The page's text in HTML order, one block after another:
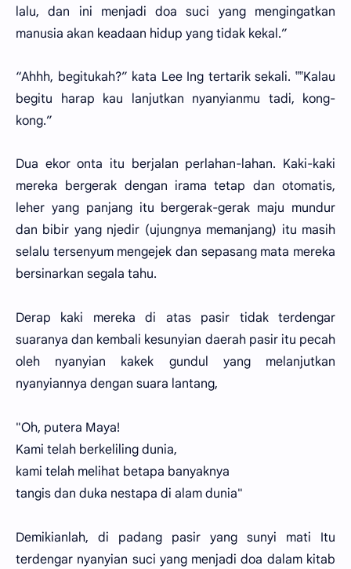
lalu, dan ini menjadi doa suci yang mengingatkan
manusia akan keadaan hidup yang tidak kekal.”
“Ahhh, begitukah?” kata Lee Ing tertarik sekali. ‟‟Kalau
begitu harap kau lanjutkan nyanyianmu tadi, kong-
kong.”
Dua ekor onta itu berjalan perlahan-lahan. Kaki-kaki
mereka bergerak dengan irama tetap dan otomatis,
leher yang panjang itu bergerak-gerak maju mundur
dan bibir yang njedir (ujungnya memanjang) itu masih
selalu tersenyum mengejek dan sepasang mata mereka
bersinarkan segala tahu.
Derap kaki mereka di atas pasir tidak terdengar
suaranya dan kembali kesunyian daerah pasir itu pecah
oleh nyanyian kakek gundul yang melanjutkan
nyanyiannya dengan suara lantang,
"Oh, putera Maya!
Kami telah berkeliling dunia,
kami telah melihat betapa banyaknya
tangis dan duka nestapa di alam dunia"
Demikianlah, di padang pasir yang sunyi mati Itu
terdengar nyanyian suci yang menjadi doa dalam kitab